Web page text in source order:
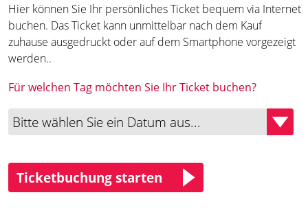
Hier können Sie Ihr persönliches Ticket bequem via Internet
buchen. Das Ticket kann unmittelbar nach dem Kauf
zuhause ausgedruckt oder auf dem Smartphone vorgezeigt
werden..
Für welchen Tag möchten Sie Ihr Ticket buchen?
Ticketbuchung starten